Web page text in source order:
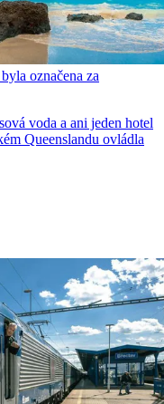
označena za
voda a ani jeden hotel
Queenslandu ovládla